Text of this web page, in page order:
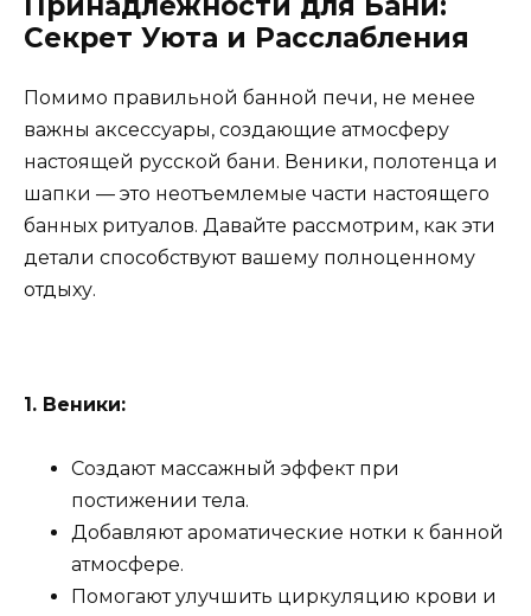
Секрет Уюта и Расслабления
Помимо правильной банной печи, не менее
важны аксессуары, создающие атмосферу
настоящей русской бани. Веники, полотенца и
шапки — это неотъемлемые части настоящего
банных ритуалов. Давайте рассмотрим, как эти
детали способствуют вашему полноценному
отдыху.
1. Веники:
Создают массажный эффект при
постижении тела.
Добавляют ароматические нотки к банной
атмосфере.
Помогают улучшить циркуляцию крови и